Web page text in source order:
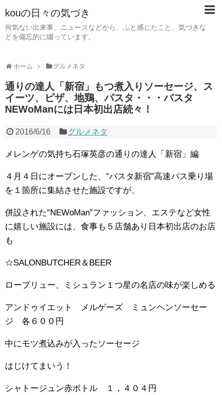
kouの日々の気づき
何気ない出来事、ニュースなどから、ふと感じたこと、気づきな
どを備忘的に綴っています。
ホーム グルメネタ
通りの達人「新宿」もつ煮入りソーセージ、ス
イーツ、ピザ、地鶏、パスタ・・・バスタ
NEWoManには日本初出店続々！
2016/6/16 グルメネタ
メレンゲの気持ち石塚英彦の通りの達人「新宿」編
４月４日にオープンした、”バスタ新宿”高速バス乗り場
を１箇所に集結させた施設ですが、
併設された”NEWoMan”ファッション、エステなど女性
に嬉しい施設には、食事も５店舗あり日本初出店のお店
も
☆SALONBUTCHER＆BEER
ロープリュー、ミシュラン１つ星の名店の味が楽しめる
アンドゥイエット メルゲーズ ミュンヘンソーセー
ジ 各６００円
中にモツ煮込みが入ったソーセージ
はじけてまいう！
シャトージュン赤ボトル １，４０４円